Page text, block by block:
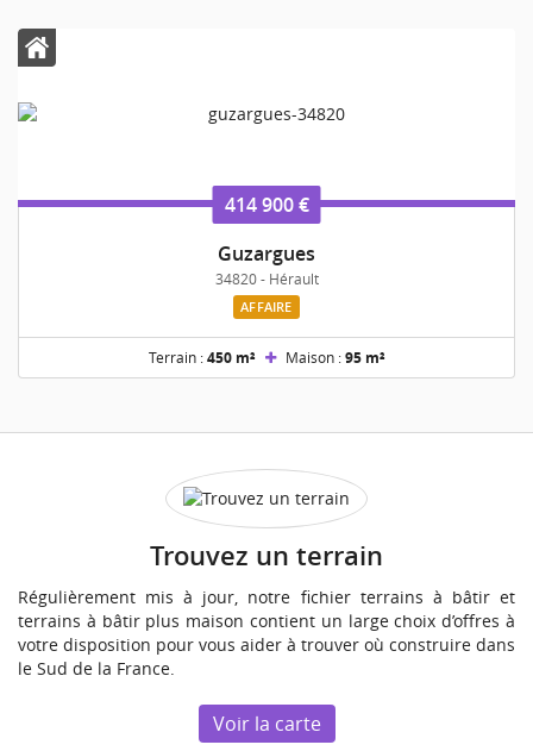
414 900 €
Guzargues
34820 - Hérault
AFFAIRE
Terrain :450 m² Maison :95 m²
Trouvez un terrain
Régulièrement mis à jour, notre fichier terrains à bâtir et
terrains à bâtir plus maison contient un large choix d’offres à
votre disposition pour vous aider à trouver où construire dans
le Sud de la France.
Voir la carte